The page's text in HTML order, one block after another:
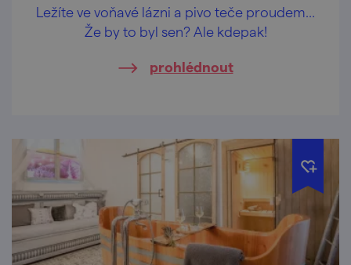
Ležíte ve voňavé lázni a pivo teče proudem…
Že by to byl sen? Ale kdepak!
prohlédnout